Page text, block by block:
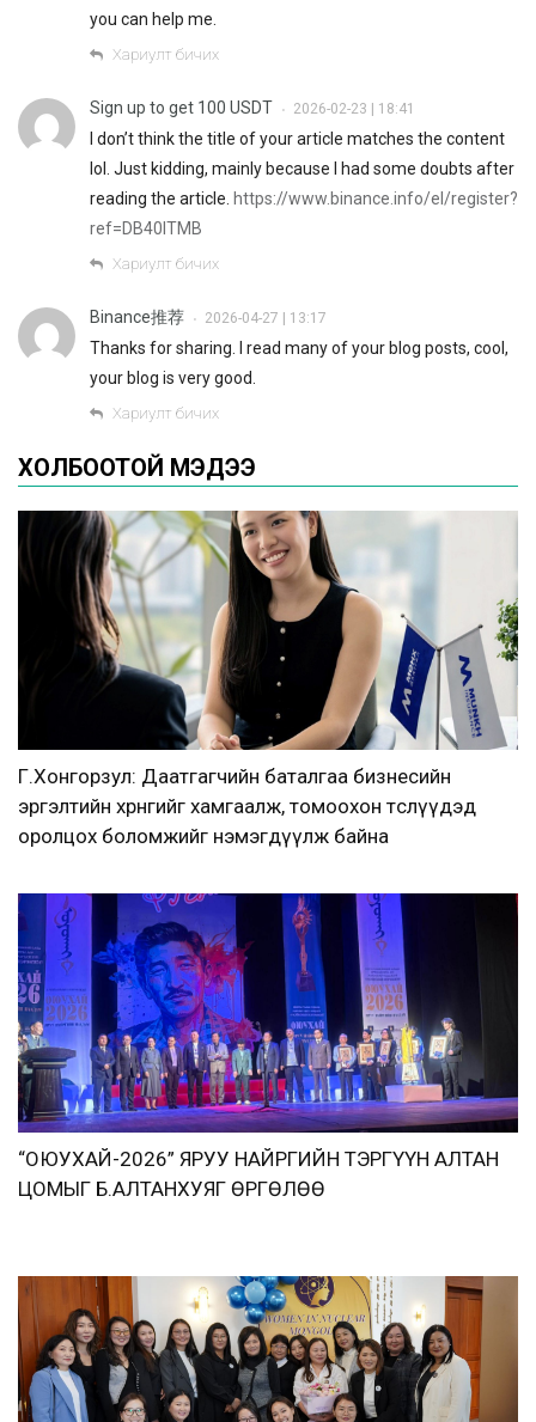
you can help me.
Хариулт бичих
Sign up to get 100 USDT • 2026-02-23 | 18:41
I don’t think the title of your article matches the content
lol. Just kidding, mainly because I had some doubts after
reading the article. https://www.binance.info/el/register?
ref=DB40ITMB
Хариулт бичих
Binance推荐 • 2026-04-27 | 13:17
Thanks for sharing. I read many of your blog posts, cool,
your blog is very good.
Хариулт бичих
ХОЛБООТОЙ МЭДЭЭ
Г.Хонгорзул: Даатгагчийн баталгаа бизнесийн
эргэлтийн хөрөнгийг хамгаалж, томоохон төслүүдэд
оролцох боломжийг нэмэгдүүлж байна
“ОЮУХАЙ-2026” ЯРУУ НАЙРГИЙН ТЭРГҮҮН АЛТАН
ЦОМЫГ Б.АЛТАНХУЯГ ӨРГӨЛӨӨ